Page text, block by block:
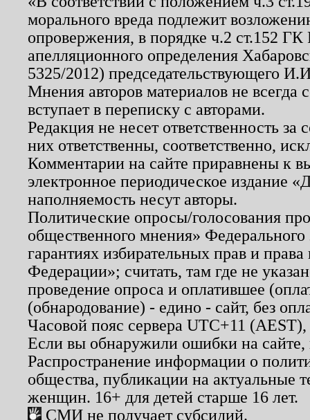
морального вреда подлежит
опровержения, в порядке ч.2 ст.152
апелляционного определения
5325/2012) председательствующего
Мнения авторов материалов не
вступает в переписку с авторами.
Редакция не несет ответственность
них ответственны, соответственно,
Комментарии на сайте приравнены к
электронное периодическое издание
наполняемость несут авторы.
Политические опросы/голосования
общественного мнения»
гарантиях избирательных прав и
Федерации»; считать, там где не
проведение опроса и оплатившее
(обнародование) - едино - сайт, без
Часовой пояс сервера UTC+11
Если вы обнаружили ошибки на
Распространение информации о
общества, публикации на актуальные
женщин. 16+ для детей старше 16 лет.
СМИ не получает субсидий.